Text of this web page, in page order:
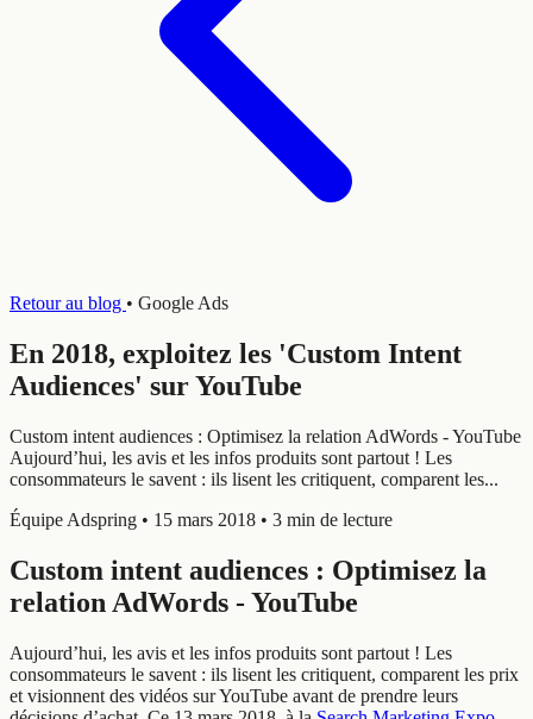
Retour au blog • Google Ads
En 2018, exploitez les 'Custom Intent
Audiences' sur YouTube
Custom intent audiences : Optimisez la relation AdWords - YouTube
Aujourd’hui, les avis et les infos produits sont partout ! Les
consommateurs le savent : ils lisent les critiquent, comparent les...
Équipe Adspring • 15 mars 2018 • 3 min de lecture
Custom intent audiences : Optimisez la
relation AdWords - YouTube
Aujourd’hui, les avis et les infos produits sont partout ! Les
consommateurs le savent : ils lisent les critiquent, comparent les prix
et visionnent des vidéos sur YouTube avant de prendre leurs